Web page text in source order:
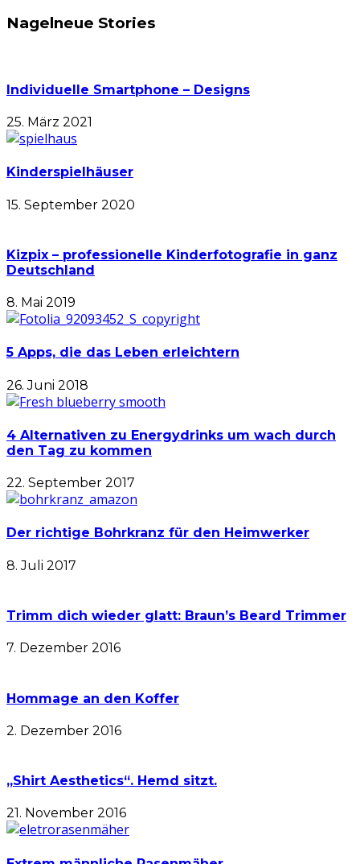
Nagelneue Stories
Individuelle Smartphone – Designs
25. März 2021
Kinderspielhäuser
15. September 2020
Kizpix – professionelle Kinderfotografie in ganz
Deutschland
8. Mai 2019
5 Apps, die das Leben erleichtern
26. Juni 2018
4 Alternativen zu Energydrinks um wach durch
den Tag zu kommen
22. September 2017
Der richtige Bohrkranz für den Heimwerker
8. Juli 2017
Trimm dich wieder glatt: Braun’s Beard Trimmer
7. Dezember 2016
Hommage an den Koffer
2. Dezember 2016
„Shirt Aesthetics“. Hemd sitzt.
21. November 2016